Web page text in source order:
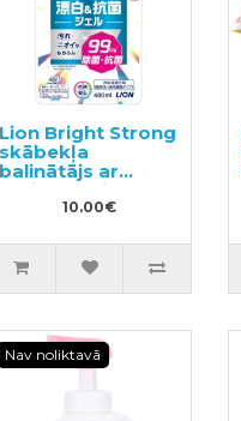
Lion Bright Strong
skābekļa
balinātājs ar
antibakteriālu
iedarbību,
10.00€
Nav noliktavā